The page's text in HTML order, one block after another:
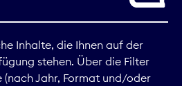
Digitales
Inhalte, die Ihnen auf der
stehen. Über die Filter
(nach Jahr, Format und/oder